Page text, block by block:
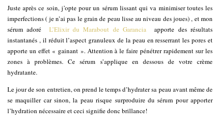
Juste après ce soin, j’opte pour un sérum lissant qui va minimiser toutes les
imperfections ( je n’ai pas le grain de peau lisse au niveau des joues) , et mon
sérum adoré L’Elixir du Marabout de Garanciaapporte des résultats
instantanés , il réduit l’aspect granuleux de la peau en resserrant les pores et
apporte un effet « gainant ». Attention à le faire pénétrer rapidement sur les
zones à problèmes. Ce sérum s’applique en dessous de votre crème
hydratante.
Le jour de son entretien, on prend le temps d’hydrater sa peau avant même de
se maquiller car sinon, la peau risque surproduire du sérum pour apporter
l’hydration nécessaire et ceci signifie donc brillance!